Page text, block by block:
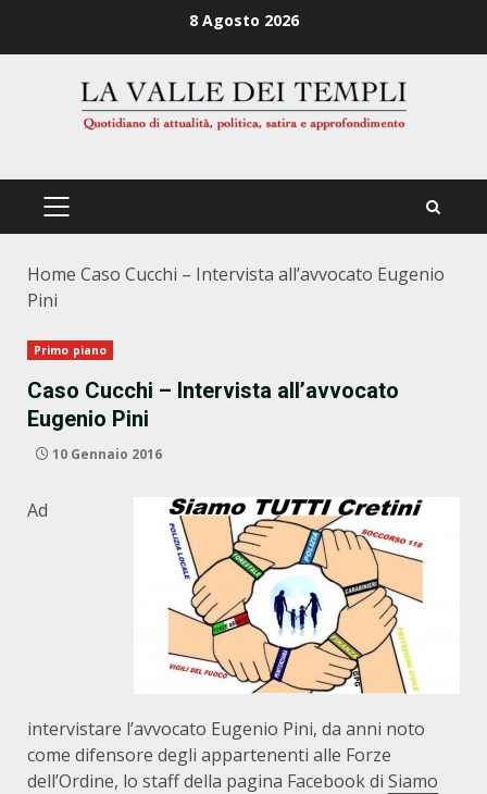
8 Agosto 2026
PRIMÄRES
Home Caso Cucchi – Intervista all’avvocato Eugenio
Pini
Primo piano
Caso Cucchi – Intervista all’avvocato
Eugenio Pini
10 Gennaio 2016
Ad
intervistare l’avvocato Eugenio Pini, da anni noto
come difensore degli appartenenti alle Forze
dell’Ordine, lo staff della pagina Facebook di Siamo